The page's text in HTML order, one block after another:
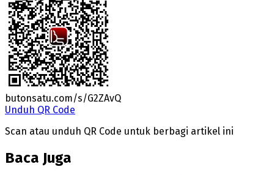
butonsatu.com/s/G2ZAvQ
Unduh QR Code
Scan atau unduh QR Code untuk berbagi artikel ini
Baca Juga